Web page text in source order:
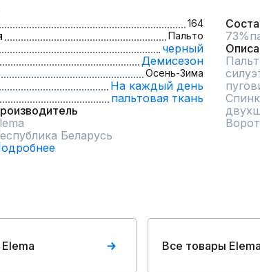
164
Пальто
черный
Демисезон
Осень-Зима
На каждый день
пальтовая ткань
Беларусь
Все товары Elema